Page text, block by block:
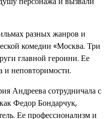
разных жанров и
комедии «Москва. Три
главной героини. Ее
и неповторимости.
Андреева сотрудничала с
Федор Бондарчук,
Ее профессионализм и